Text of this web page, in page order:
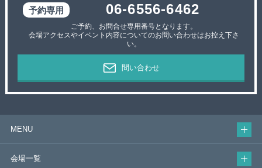
06-6556-6462
ご予約、お問合せ専用番号となります。
会場アクセスやイベント内容についてのお問い合わせはお控え下さ
い。
問い合わせ
MENU
会場一覧